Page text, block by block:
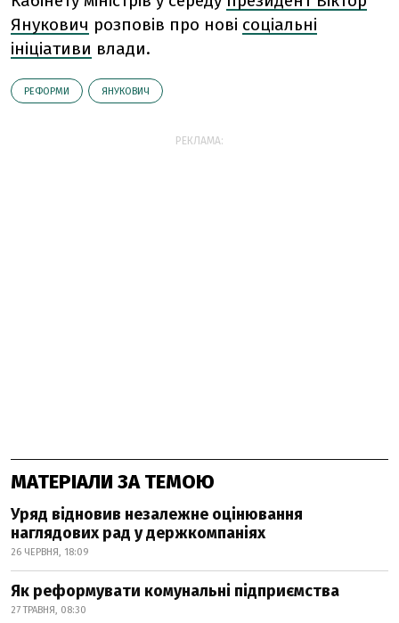
Янукович розповів про нові соціальні
ініціативи влади.
РЕФОРМИ ЯНУКОВИЧ
РЕКЛАМА:
МАТЕРІАЛИ ЗА ТЕМОЮ
Уряд відновив незалежне оцінювання
наглядових рад у держкомпаніях
26 ЧЕРВНЯ, 18:09
Як реформувати комунальні підприємства
27 ТРАВНЯ, 08:30